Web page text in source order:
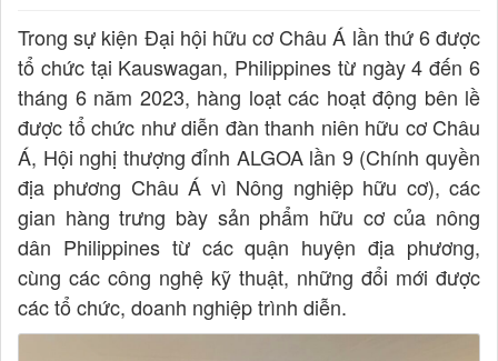
Trong sự kiện Đại hội hữu cơ Châu Á lần thứ 6 được
tổ chức tại Kauswagan, Philippines từ ngày 4 đến 6
tháng 6 năm 2023, hàng loạt các hoạt động bên lề
được tổ chức như diễn đàn thanh niên hữu cơ Châu
Á, Hội nghị thượng đỉnh ALGOA lần 9 (Chính quyền
địa phương Châu Á vì Nông nghiệp hữu cơ), các
gian hàng trưng bày sản phẩm hữu cơ của nông
dân Philippines từ các quận huyện địa phương,
cùng các công nghệ kỹ thuật, những đổi mới được
các tổ chức, doanh nghiệp trình diễn.